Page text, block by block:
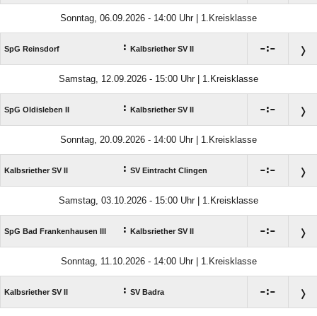
Sonntag, 06.09.2026 - 14:00 Uhr | 1.Kreisklasse
SpG Reinsdorf : Kalbsriether SV II :
Samstag, 12.09.2026 - 15:00 Uhr | 1.Kreisklasse
SpG Oldisleben II : Kalbsriether SV II :
Sonntag, 20.09.2026 - 14:00 Uhr | 1.Kreisklasse
Kalbsriether SV II : SV Eintracht Clingen :
Samstag, 03.10.2026 - 15:00 Uhr | 1.Kreisklasse
SpG Bad Frankenhausen III : Kalbsriether SV II :
Sonntag, 11.10.2026 - 14:00 Uhr | 1.Kreisklasse
Kalbsriether SV II : SV Badra :